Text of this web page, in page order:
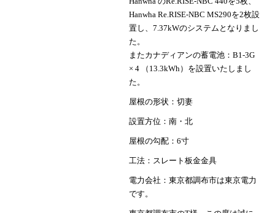
Hanwha Re.RISE-NBC MS290を2枚設
置し、7.37kWのシステムとなりまし
た。
またカナディアンの蓄電池：B1-3G
× 4 （13.3kWh）を設置いたしまし
た。
屋根の形状：切妻
設置方位：南・北
屋根の勾配：6寸
工法：スレート板金金具
電力会社：東京都調布市は東京電力
です。